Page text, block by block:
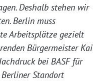
Deshalb stehen wir
Berlin muss
Arbeitsplätze gezielt
Bürgermeister Kai
bei BASF für
Standort